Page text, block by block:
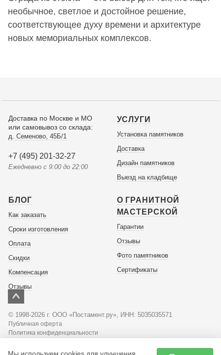
необычное, светлое и достойное решение,
соответствующее духу времени и архитектуре
новых мемориальных комплексов.
Доставка по Москве и МО
или самовывоз со склада:
д. Семеново, 45Б/1
+7 (495) 201-32-27
Ежедневно с 9:00 до 22:00
УСЛУГИ
Установка памятников
Доставка
Дизайн памятников
Выезд на кладбище
БЛОГ
Как заказать
Сроки изготовления
Оплата
Скидки
Компенсация
Отзывы
О ГРАНИТНОЙ
МАСТЕРСКОЙ
Гарантии
Отзывы
Фото памятников
Сертификаты
© 1998-2026 г. ООО «Постамент.ру», ИНН: 5035035571
Публичная оферта
Политика конфиденциальности
Советы по оформлению